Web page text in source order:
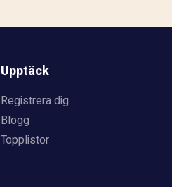
Upptäck
Registrera dig
Blogg
Topplistor